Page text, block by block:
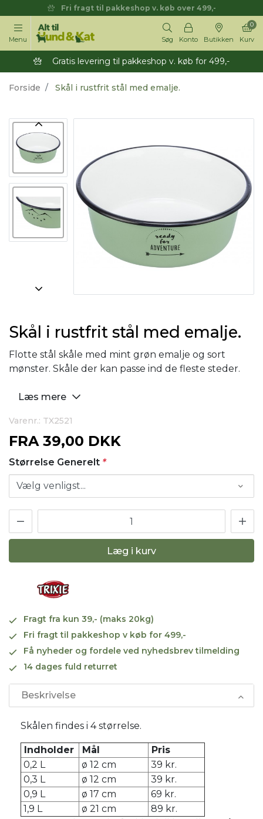
Fri fragt til pakkeshop v. køb over 499,-
Menu Søg Konto Butikken Kurv
0
Gratis levering til pakkeshop v. køb for 499,-
Forside Skål i rustfrit stål med emalje.
Skål i rustfrit stål med emalje.
Flotte stål skåle med mint grøn emalje og sort
mønster. Skåle der kan passe ind de fleste steder.
Læs mere
Varenr.: TX2521
FRA 39,00 DKK
Størrelse Generelt *
Læg i kurv
Fragt fra kun 39,- (maks 20kg)
Fri fragt til pakkeshop v køb for 499,-
Få nyheder og fordele ved nyhedsbrev tilmelding
14 dages fuld returret
Beskrivelse
Skålen findes i 4 størrelse.
Indholder Mål
Pris
0,2 L
ø 12 cm
39 kr.
0,3 L
ø 12 cm
39 kr.
0,9 L
ø 17 cm
69 kr.
1,9 L
ø 21 cm
89 kr.